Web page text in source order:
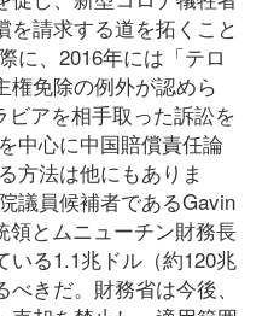
を請求する道を拓くこと
に、2016年には「テロ
権免除の例外が認めら
アを相手取った訴訟を
中心に中国賠償責任論
方法は他にもありま
議員候補者であるGavin
領とムニューチン財務長
いる1.1兆ドル（約120兆
きだ。財務省は今後、